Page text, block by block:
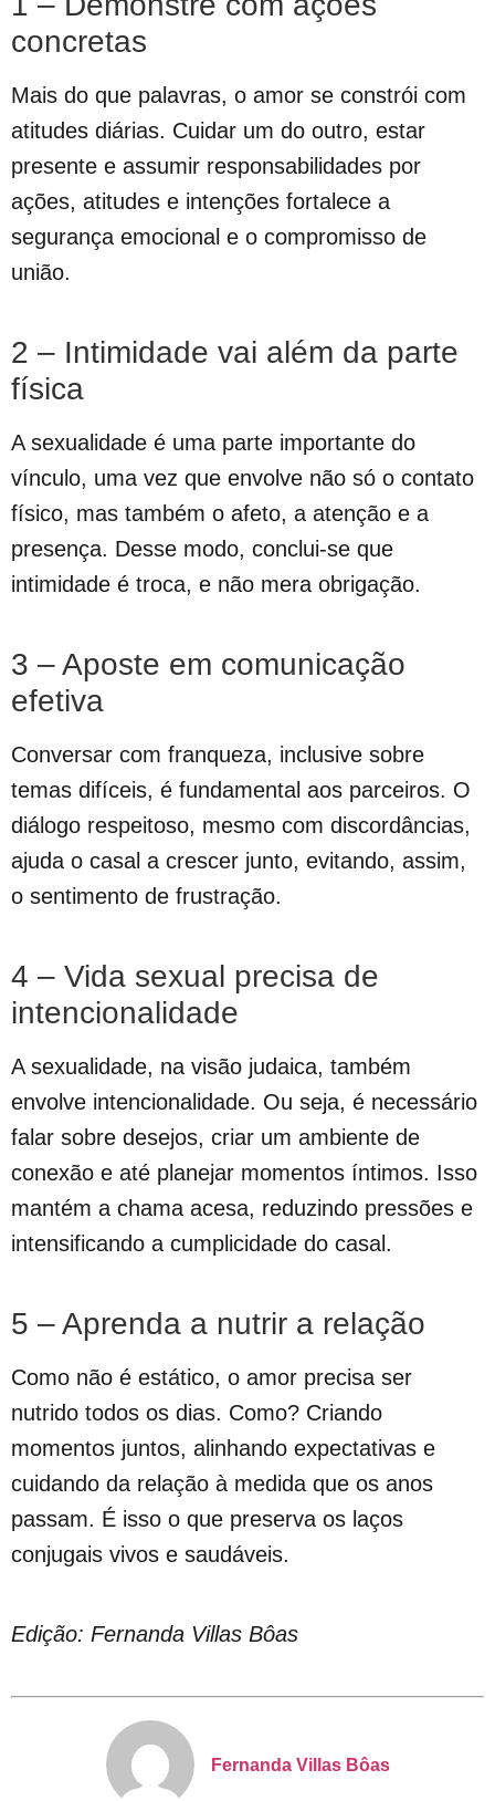
concretas
Mais do que palavras, o amor se constrói com
atitudes diárias. Cuidar um do outro, estar
presente e assumir responsabilidades por
ações, atitudes e intenções fortalece a
segurança emocional e o compromisso de
união.
2 – Intimidade vai além da parte
física
A sexualidade é uma parte importante do
vínculo, uma vez que envolve não só o contato
físico, mas também o afeto, a atenção e a
presença. Desse modo, conclui-se que
intimidade é troca, e não mera obrigação.
3 – Aposte em comunicação
efetiva
Conversar com franqueza, inclusive sobre
temas difíceis, é fundamental aos parceiros. O
diálogo respeitoso, mesmo com discordâncias,
ajuda o casal a crescer junto, evitando, assim,
o sentimento de frustração.
4 – Vida sexual precisa de
intencionalidade
A sexualidade, na visão judaica, também
envolve intencionalidade. Ou seja, é necessário
falar sobre desejos, criar um ambiente de
conexão e até planejar momentos íntimos. Isso
mantém a chama acesa, reduzindo pressões e
intensificando a cumplicidade do casal.
5 – Aprenda a nutrir a relação
Como não é estático, o amor precisa ser
nutrido todos os dias. Como? Criando
momentos juntos, alinhando expectativas e
cuidando da relação à medida que os anos
passam. É isso o que preserva os laços
conjugais vivos e saudáveis.
Edição: Fernanda Villas Bôas
Fernanda Villas Bôas